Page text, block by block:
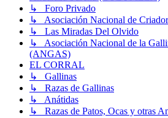
↳ Foro Privado
↳ Asociación Nacional de
↳ Las Miradas Del Olvido
↳ Asociación Nacional de la
(ANGAS)
EL CORRAL
↳ Gallinas
↳ Razas de Gallinas
↳ Anátidas
↳ Razas de Patos, Ocas y otras